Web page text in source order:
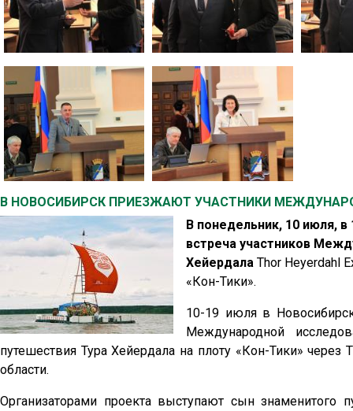
В НОВОСИБИРСК ПРИЕЗЖАЮТ УЧАСТНИКИ
В понедельник, 10 июля,
встреча участников
Хейердала Thor Heyerdahl
«Кон-Тики».
10-19 июля в
Международной
путешествия Тура Хейердала на плоту «Кон-Тики»
области.
Организаторами проекта выступают сын знаменитого